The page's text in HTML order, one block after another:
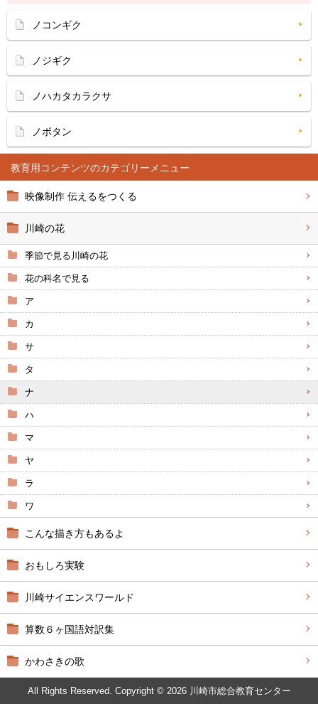
教育用コンテンツ
映像制作 伝えるをつくる
川崎の花
季節で見る川崎の花
花の科名で見る
ア
カ
サ
タ
ナ
ハ
マ
ヤ
ラ
ワ
こんな描き方もあるよ
おもしろ実験
川崎サイエンスワールド
算数６ヶ国語対訳集
かわさきの歌
ノコンギク
ノジギク
ノハカタカラクサ
ノボタン
All Rights Reserved. Copyright © 2026 川崎市総合教育センター